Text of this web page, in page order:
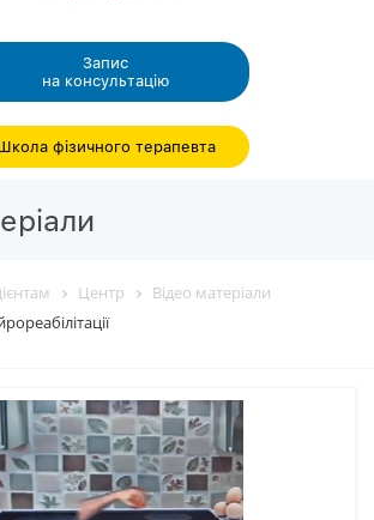
Запис
на консультацiю
фізичного терапевта
Центр
Вiдео матерiали